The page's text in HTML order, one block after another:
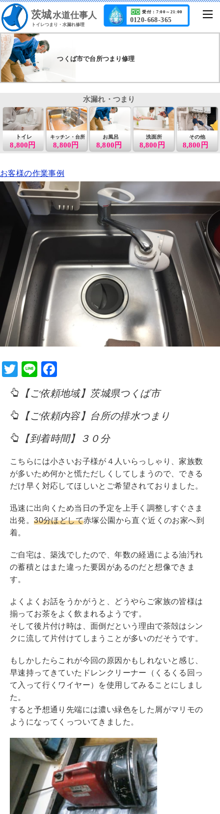
茨城水道仕事人
トイレつまり・水漏れ修理
0120-668-365
受付：7:00～21:00
つくば市で台所つまり修理
8,800円
トイレ
8,800円
キッチン・台所 お風呂
8,800円
洗面所
8,800円
その他
8,800円
水漏れ・つまり
お客様の作業事例
T
wi
tt
er
Li
n
e
a
c
e
b
o
o
k
【ご依頼地域】茨城県つくば市
【ご依頼内容】台所の排水つまり
【到着時間】３０分
こちらには小さいお子様が４人いらっしゃり、家族数
が多いため何かと慌ただしくしてしまうので、できる
だけ早く対応してほしいとご希望されておりました。
迅速に出向くため当日の予定を上手く調整しすぐさま
出発。30分ほどして赤塚公園から直ぐ近くのお家へ到
着。
ご自宅は、築浅でしたので、年数の経過による油汚れ
の蓄積とはまた違った要因があるのだと想像できま
す。
よくよくお話をうかがうと、どうやらご家族の皆様は
揃ってお茶をよく飲まれるようです。
そして後片付け時は、面倒だという理由で茶殻はシン
クに流して片付けてしまうことが多いのだそうです。
もしかしたらこれが今回の原因かもしれないと感じ、
早速持ってきていたドレンクリーナー（くるくる回っ
て入って行くワイヤー）を使用してみることにしまし
た。
すると予想通り先端には濃い緑色をした屑がマリモの
ようになってくっついてきました。